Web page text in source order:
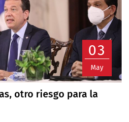
03
May
otro riesgo para la